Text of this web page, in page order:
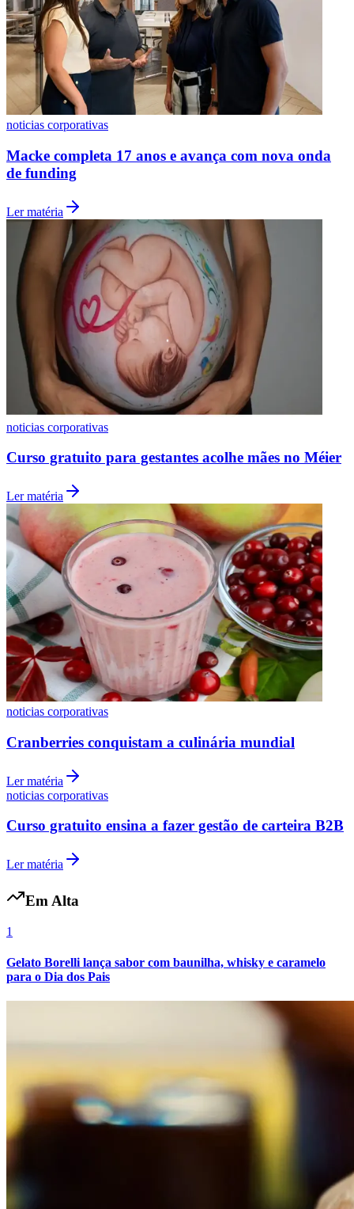
Botafogo
Grêmio
Internacional
noticias corporativas
Macke completa 17 anos e avança com nova onda
de funding
Ler matéria
noticias corporativas
Curso gratuito para gestantes acolhe mães no Méier
Ler matéria
noticias corporativas
Cranberries conquistam a culinária mundial
Ler matéria
noticias corporativas
Curso gratuito ensina a fazer gestão de carteira B2B
Ler matéria
Em Alta
1
Gelato Borelli lança sabor com baunilha, whisky e caramelo
para o Dia dos Pais